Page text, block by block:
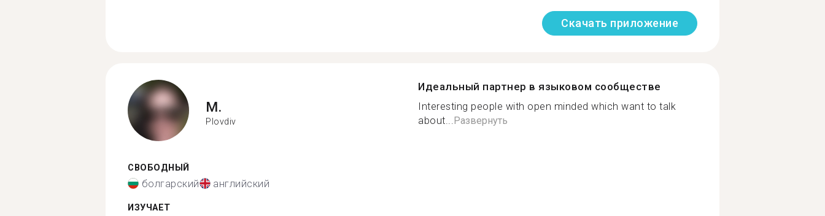
Скачать приложение
M.
Plovdiv
СВОБОДНЫЙ
болгарский английский
ИЗУЧАЕТ
Идеальный партнер в языковом сообществе
Interesting people with open minded which want to talk
about...Развернуть